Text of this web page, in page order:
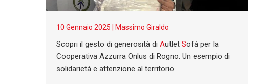
10 Gennaio 2025 | Massimo Giraldo
Scopri il gesto di generosità di Autlet Sofà per la
Cooperativa Azzurra Onlus di Rogno. Un esempio di
solidarietà e attenzione al territorio.